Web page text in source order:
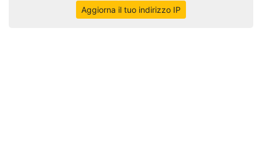
Aggiorna il tuo indirizzo IP